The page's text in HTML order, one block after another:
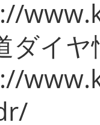
ダイ